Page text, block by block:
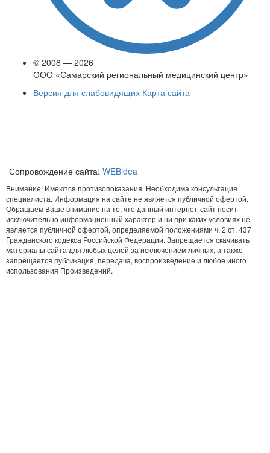
© 2008 — 2026
ООО «Самарский региональный медицинский центр»
Версия для слабовидящих Карта сайта
Сопровождение сайта: WEBidea
Внимание! Имеются противопоказания. Необходима консультация
специалиста. Информация на сайте не является публичной офертой.
Обращаем Ваше внимание на то, что данный интернет-сайт носит
исключительно информационный характер и ни при каких условиях не
является публичной офертой, определяемой положениями ч. 2 ст. 437
Гражданского кодекса Российской Федерации. Запрещается скачивать
материалы сайта для любых целей за исключением личных, а также
запрещается публикация, передача, воспроизведение и любое иного
использования Произведений.